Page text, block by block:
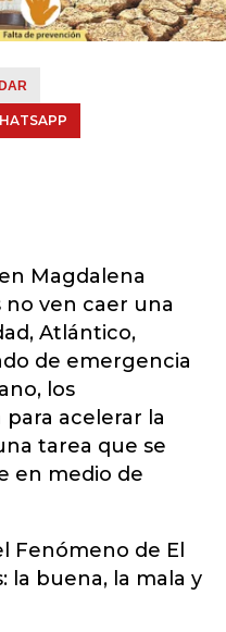
Magdalena
no ven caer una
Atlántico,
de emergencia
los
acelerar la
tarea que se
en medio de
Fenómeno de El
la buena, la mala y